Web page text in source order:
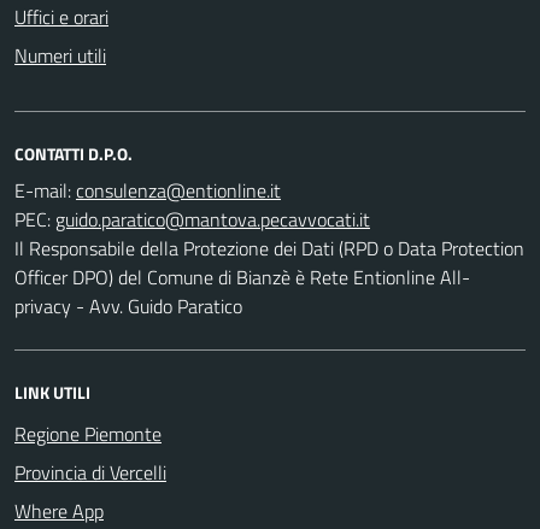
Uffici e orari
Numeri utili
CONTATTI D.P.O.
E-mail:
PEC:
Il Responsabile della Protezione dei Dati (RPD o Data Protection
Officer DPO) del Comune di Bianzè è Rete Entionline All-
privacy - Avv. Guido Paratico
LINK UTILI
Regione Piemonte
Provincia di Vercelli
Where App